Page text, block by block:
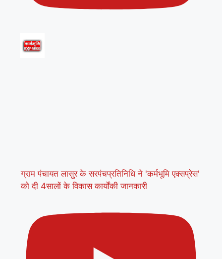
ग्राम पंचायत लासुर के सरपंचप्रतिनिधि ने 'कर्मभूमि एक्सप्रेस'
को दी 4सालों के विकास कार्योंकी जानकारी